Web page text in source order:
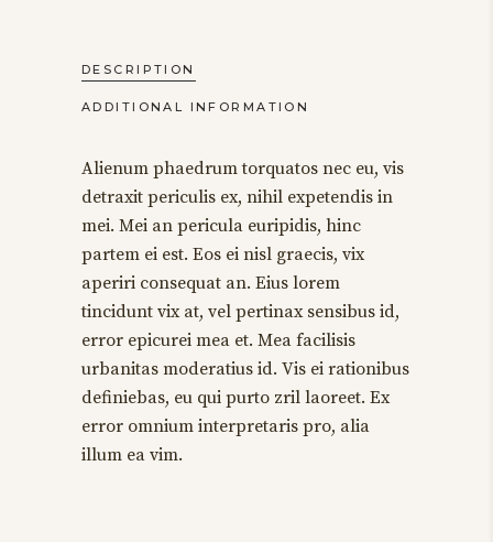
DESCRIPTION
ADDITIONAL INFORMATION
Alienum phaedrum torquatos nec eu, vis
detraxit periculis ex, nihil expetendis in
mei. Mei an pericula euripidis, hinc
partem ei est. Eos ei nisl graecis, vix
aperiri consequat an. Eius lorem
tincidunt vix at, vel pertinax sensibus id,
error epicurei mea et. Mea facilisis
urbanitas moderatius id. Vis ei rationibus
definiebas, eu qui purto zril laoreet. Ex
error omnium interpretaris pro, alia
illum ea vim.